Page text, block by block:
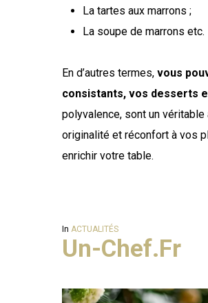
La tartes aux marrons ;
La soupe de marrons etc.
En d’autres termes, vous
consistants, vos desserts
polyvalence, sont un véritable
originalité et réconfort à vos
enrichir votre table.
In ACTUALITÉS
Un-Chef.fr